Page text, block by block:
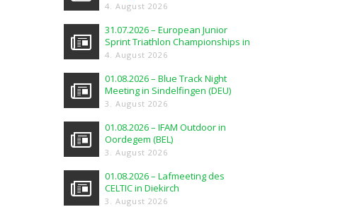
4. August 2026
31.07.2026 – European Junior
Sprint Triathlon Championships in
Elblag (POL)
4. August 2026
01.08.2026 – Blue Track Night
Meeting in Sindelfingen (DEU)
3. August 2026
01.08.2026 – IFAM Outdoor in
Oordegem (BEL)
3. August 2026
01.08.2026 – Lafmeeting des
CELTIC in Diekirch
3. August 2026